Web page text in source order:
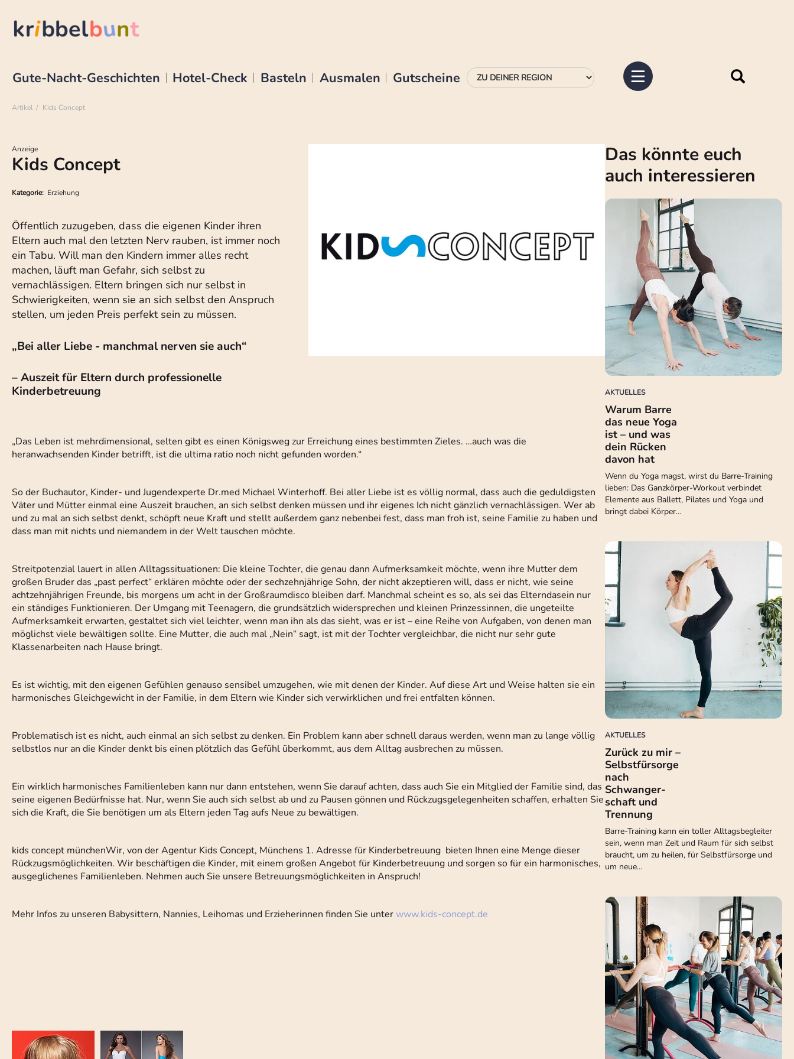
Gute-Nacht-Geschichten Hotel-Check Basteln Ausmalen Gutscheine
Artikel Kids Concept
Anzeige
Kids Concept
Kategorie: Erziehung
Öffentlich zuzugeben, dass die eigenen Kinder ihren
Eltern auch mal den letzten Nerv rauben, ist immer noch
ein Tabu. Will man den Kindern immer alles recht
machen, läuft man Gefahr, sich selbst zu
vernachlässigen. Eltern bringen sich nur selbst in
Schwierigkeiten, wenn sie an sich selbst den Anspruch
stellen, um jeden Preis perfekt sein zu müssen.
„Bei aller Liebe - manchmal nerven sie auch“
– Auszeit für Eltern durch professionelle
Kinderbetreuung
„Das Leben ist mehrdimensional, selten gibt es einen Königsweg zur Erreichung eines bestimmten Zieles. …auch was die
heranwachsenden Kinder betrifft, ist die ultima ratio noch nicht gefunden worden.“
So der Buchautor, Kinder- und Jugendexperte Dr.med Michael Winterhoff. Bei aller Liebe ist es völlig normal, dass auch die geduldigsten
Väter und Mütter einmal eine Auszeit brauchen, an sich selbst denken müssen und ihr eigenes Ich nicht gänzlich vernachlässigen. Wer ab
und zu mal an sich selbst denkt, schöpft neue Kraft und stellt außerdem ganz nebenbei fest, dass man froh ist, seine Familie zu haben und
dass man mit nichts und niemandem in der Welt tauschen möchte.
Streitpotenzial lauert in allen Alltagssituationen: Die kleine Tochter, die genau dann Aufmerksamkeit möchte, wenn ihre Mutter dem
großen Bruder das „past perfect“ erklären möchte oder der sechzehnjährige Sohn, der nicht akzeptieren will, dass er nicht, wie seine
achtzehnjährigen Freunde, bis morgens um acht in der Großraumdisco bleiben darf. Manchmal scheint es so, als sei das Elterndasein nur
ein ständiges Funktionieren. Der Umgang mit Teenagern, die grundsätzlich widersprechen und kleinen Prinzessinnen, die ungeteilte
Aufmerksamkeit erwarten, gestaltet sich viel leichter, wenn man ihn als das sieht, was er ist – eine Reihe von Aufgaben, von denen man
möglichst viele bewältigen sollte. Eine Mutter, die auch mal „Nein“ sagt, ist mit der Tochter vergleichbar, die nicht nur sehr gute
Klassenarbeiten nach Hause bringt.
Es ist wichtig, mit den eigenen Gefühlen genauso sensibel umzugehen, wie mit denen der Kinder. Auf diese Art und Weise halten sie ein
harmonisches Gleichgewicht in der Familie, in dem Eltern wie Kinder sich verwirklichen und frei entfalten können.
Problematisch ist es nicht, auch einmal an sich selbst zu denken. Ein Problem kann aber schnell daraus werden, wenn man zu lange völlig
selbstlos nur an die Kinder denkt bis einen plötzlich das Gefühl überkommt, aus dem Alltag ausbrechen zu müssen.
Ein wirklich harmonisches Familienleben kann nur dann entstehen, wenn Sie darauf achten, dass auch Sie ein Mitglied der Familie sind, das
seine eigenen Bedürfnisse hat. Nur, wenn Sie auch sich selbst ab und zu Pausen gönnen und Rückzugsgelegenheiten schaffen, erhalten Sie
sich die Kraft, die Sie benötigen um als Eltern jeden Tag aufs Neue zu bewältigen.
kids concept münchenWir, von der Agentur Kids Concept, Münchens 1. Adresse für Kinderbetreuung bieten Ihnen eine Menge dieser
Rückzugsmöglichkeiten. Wir beschäftigen die Kinder, mit einem großen Angebot für Kinderbetreuung und sorgen so für ein harmonisches,
ausgeglichenes Familienleben. Nehmen auch Sie unsere Betreuungsmöglichkeiten in Anspruch!
Mehr Infos zu unseren Babysittern, Nannies, Leihomas und Erzieherinnen finden Sie unterwww.kids-concept.de
Das könnte euch
auch interessieren
AKTUELLES
Warum Barre
das neue Yoga
ist – und was
dein Rücken
davon hat
Wenn du Yoga magst, wirst du Barre-Training
lieben: Das Ganzkörper-Workout verbindet
Elemente aus Ballett, Pilates und Yoga und
bringt dabei Körper…
AKTUELLES
Zurück zu mir –
Selbstfürsorge
nach
Schwanger-
schaft und
Trennung
Barre-Training kann ein toller Alltagsbegleiter
sein, wenn man Zeit und Raum für sich selbst
braucht, um zu heilen, für Selbstfürsorge und
um neue…